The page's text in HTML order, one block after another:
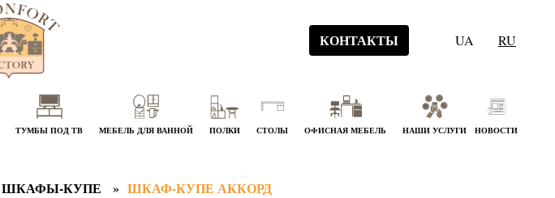
КОНТАКТЫ UA RU
ТУМБЫ ПОД ТВ МЕБЕЛЬ ДЛЯ ВАННОЙ ПОЛКИ СТОЛЫ ОФИСНАЯ МЕБЕЛЬ НАШИ УСЛУГИ НОВОСТИ
ШКАФЫ-КУПЕ ШКАФ-КУПЕ АККОРД